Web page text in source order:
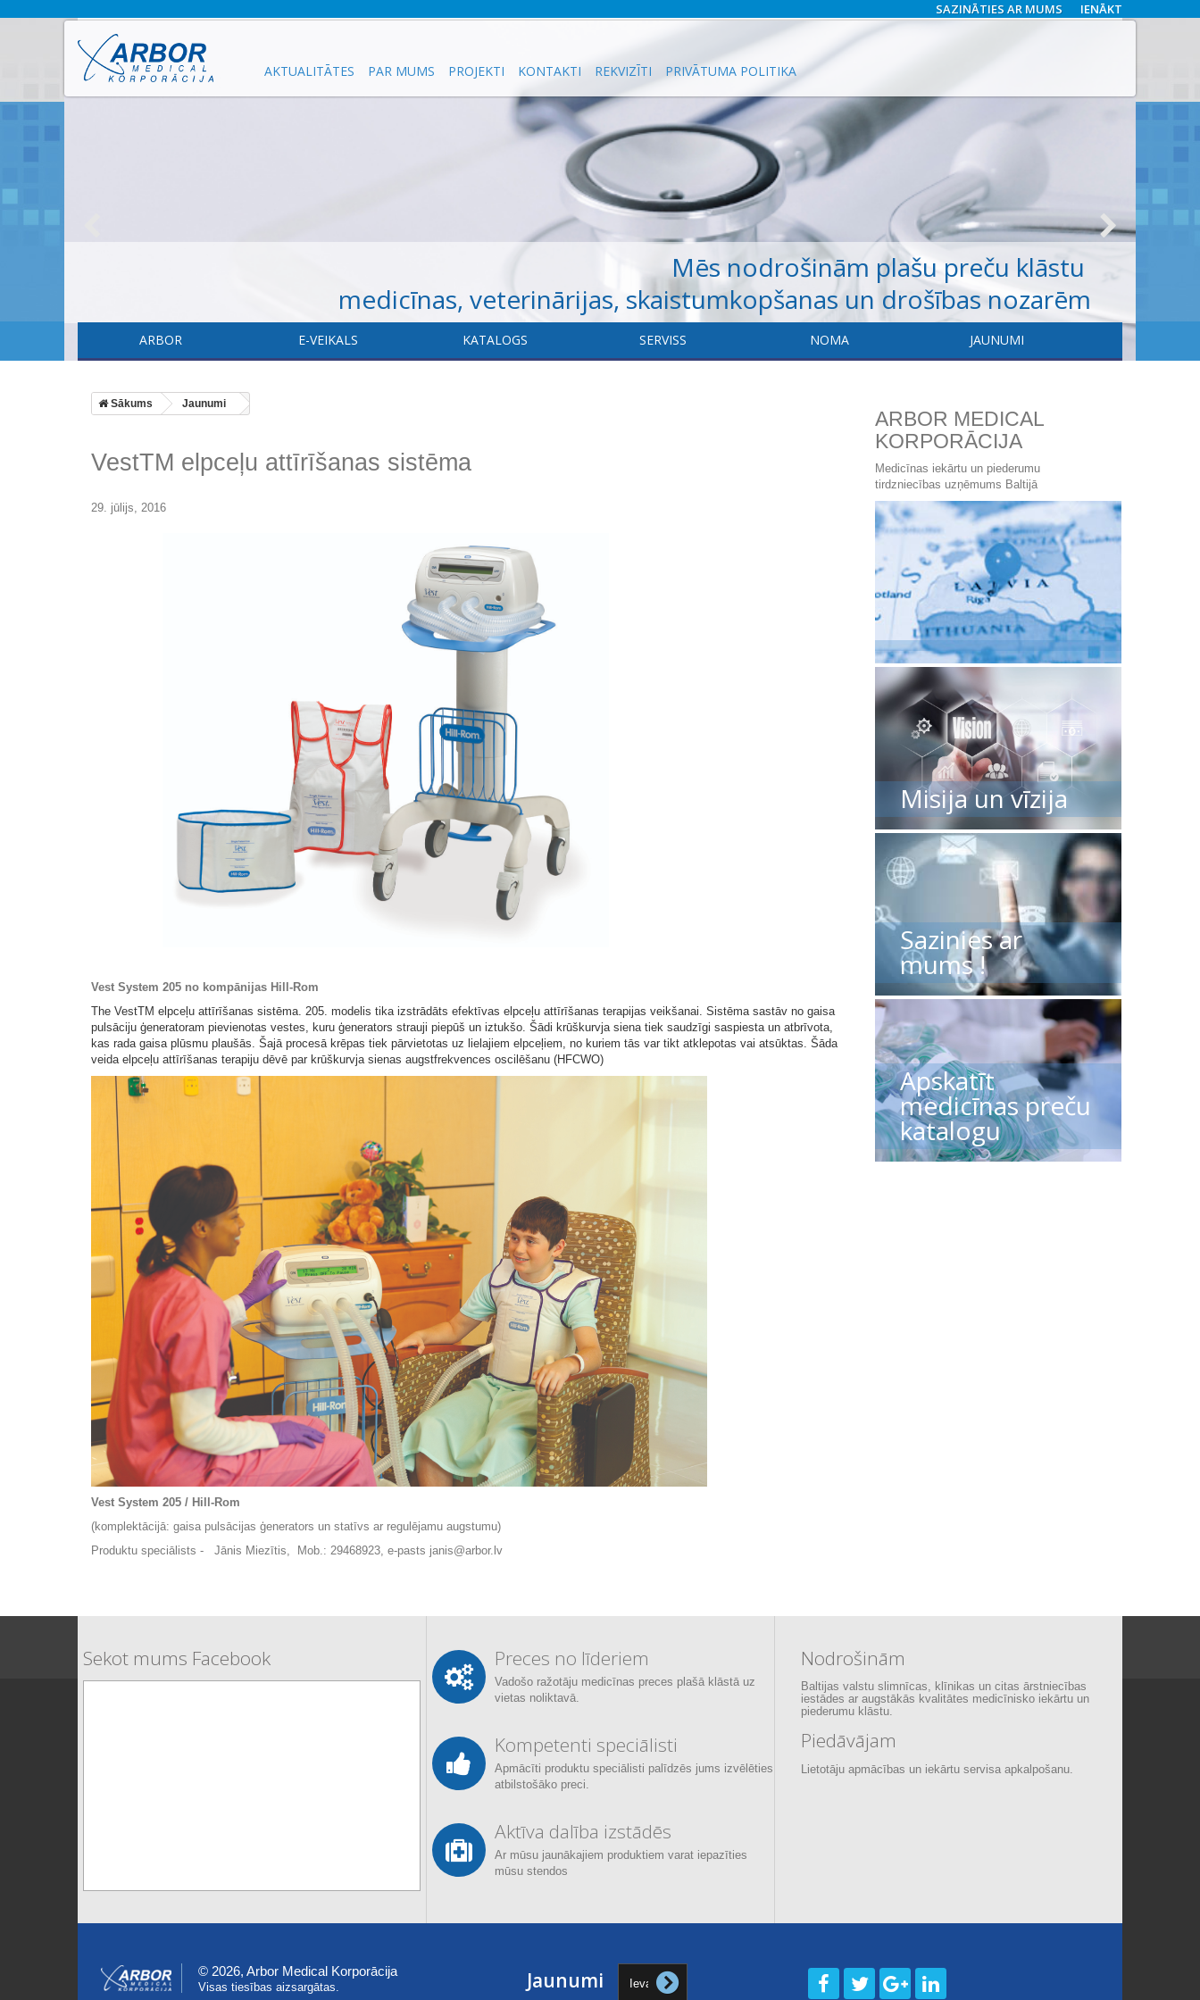
IENĀKT
SAZINĀTIES AR MUMS
AKTUALITĀTES PAR MUMS PROJEKTI KONTAKTI REKVIZĪTI PRIVĀTUMA POLITIKA
Mēs nodrošinām plašupreču klāstu
medicīnas, veterinārijas, skaistumkopšanas un drošības nozarēm
ARBOR E-VEIKALS KATALOGS ​SERVISS NOMA JAUNUMI
Sākums Jaunumi
VestTM elpceļu attīrīšanas sistēma
29. jūlijs, 2016
Vest System 205 no kompānijas Hill-Rom
The VestTM elpceļu attīrīšanas sistēma. 205. modelis tika izstrādāts efektīvas elpceļu attīrīšanas terapijas veikšanai. Sistēma sastāv no gaisa
pulsāciju ģeneratoram pievienotas vestes, kuru ģenerators strauji piepūš un iztukšo. Šādi krūškurvja siena tiek saudzīgi saspiesta un atbrīvota,
kas rada gaisa plūsmu plaušās. Šajā procesā krēpas tiek pārvietotas uz lielajiem elpceļiem, no kuriem tās var tikt atklepotas vai atsūktas. Šāda
veida elpceļu attīrīšanas terapiju dēvē par krūškurvja sienas augstfrekvences oscilēšanu (HFCWO)
Vest System 205 / Hill-Rom
(komplektācijā: gaisa pulsācijas ģenerators un statīvs ar regulējamu augstumu)
Produktu speciālists - Jānis Miezītis, Mob.: 29468923, e-pasts janis@arbor.lv
ARBOR MEDICAL
KORPORĀCIJA
Medicīnas iekārtu un piederumu
tirdzniecības uzņēmums Baltijā
Misija un vīzija
Sazinies ar
mums !
Apskatīt
medicīnas preču
katalogu
Sekot mums Facebook Preces no līderiem
Vadošo ražotāju medicīnas preces plašā klāstā uz
vietas noliktavā.
Kompetenti speciālisti
Apmācīti produktu speciālisti palīdzēs jums izvēlēties
atbilstošāko preci.
Aktīva dalība izstādēs
Ar mūsu jaunākajiem produktiem varat iepazīties
mūsu stendos
Nodrošinām
Baltijas valstu slimnīcas, klīnikas un citas ārstniecības
iestādes ar augstākās kvalitātes medicīnisko iekārtu un
piederumu klāstu.
Piedāvājam
Lietotāju apmācības un iekārtu servisa apkalpošanu.
© 2026, Arbor Medical Korporācija
Visas tiesības aizsargātas. Jaunumi